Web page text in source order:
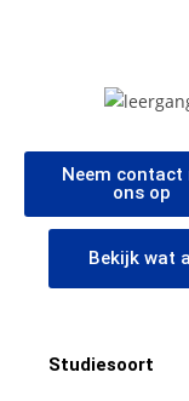
Neem contact
ons op
Bekijk wat
Studiesoort